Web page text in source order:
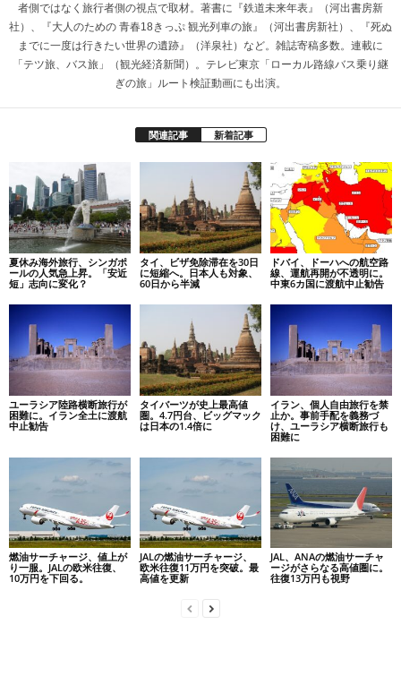
者側ではなく旅行者側の視点で取材。著書に『鉄道未来年表』（河出書房新
社）、『大人のための 青春18きっぷ 観光列車の旅』（河出書房新社）、『死ぬ
までに一度は行きたい世界の遺跡』（洋泉社）など。雑誌寄稿多数。連載に
「テツ旅、バス旅」（観光経済新聞）。テレビ東京「ローカル路線バス乗り継
ぎの旅」ルート検証動画にも出演。
関連記事 新着記事
夏休み海外旅行、シンガポ
ールの人気急上昇。「安近
短」志向に変化？
タイ、ビザ免除滞在を30日
に短縮へ。日本人も対象、
60日から半減
ドバイ、ドーハへの航空路
線、運航再開が不透明に。
中東6カ国に渡航中止勧告
ユーラシア陸路横断旅行が
困難に。イラン全土に渡航
中止勧告
タイバーツが史上最高値
圏。4.7円台、ビッグマック
は日本の1.4倍に
イラン、個人自由旅行を禁
止か。事前手配を義務づ
け、ユーラシア横断旅行も
困難に
燃油サーチャージ、値上が
り一服。JALの欧米往復、
10万円を下回る。
JALの燃油サーチャージ、
欧米往復11万円を突破。最
高値を更新
JAL、ANAの燃油サーチャ
ージがさらなる高値圏に。
往復13万円も視野